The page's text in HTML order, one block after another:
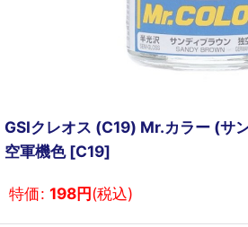
GSIクレオス (C19) Mr.カラー (サ
空軍機色[C19]
特価: 198円(税込)